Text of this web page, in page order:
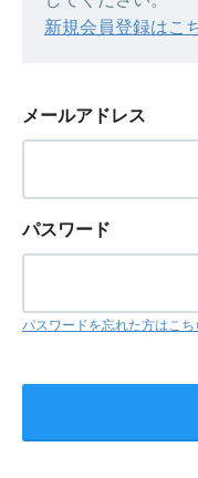
新規会員登録はこ
メールアドレス
パスワード
パスワードを忘れた方はこち